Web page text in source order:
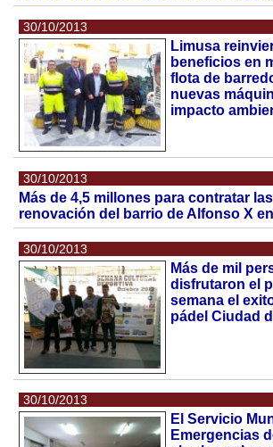
30/10/2013
Limusa
beneficios en
flota de
nuevas
impacto
30/10/2013
Más de 4,5 millones para contratar
renovación del barrio de Alfonso X
30/10/2013
Más de mil
disfrutaron el
semana el
pádel Ciudad
30/10/2013
El Servicio
Emergencias